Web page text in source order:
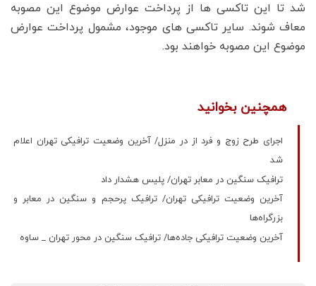
شد تا این تاکسی ها از پرداخت عوارض موضوع این مصوبه
معاف شوند. سایر تاکسی های موجود، مشمول پرداخت عوارض
موضوع این مصوبه خواهند بود.
همچنین بخوانید
اجرای طرح زوج و فرد از در منزل/ آخرین وضعیت ترافیکی تهران اعلام
شد
ترافیک سنگین در معابر تهران/ پلیس هشدار داد
آخرین وضعیت ترافیکی تهران/ ترافیک پرحجم و سنگین در معابر و
بزرگراه‌ها
آخرین وضعیت ترافیکی جاده‌ها/ ترافیک سنگین در محور تهران _ ساوه